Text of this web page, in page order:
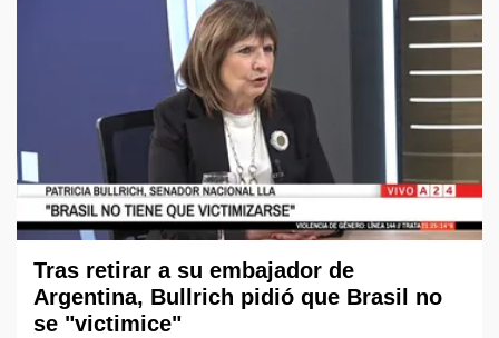
Tras retirar a su embajador de
Argentina, Bullrich pidió que Brasil no
se "victimice"